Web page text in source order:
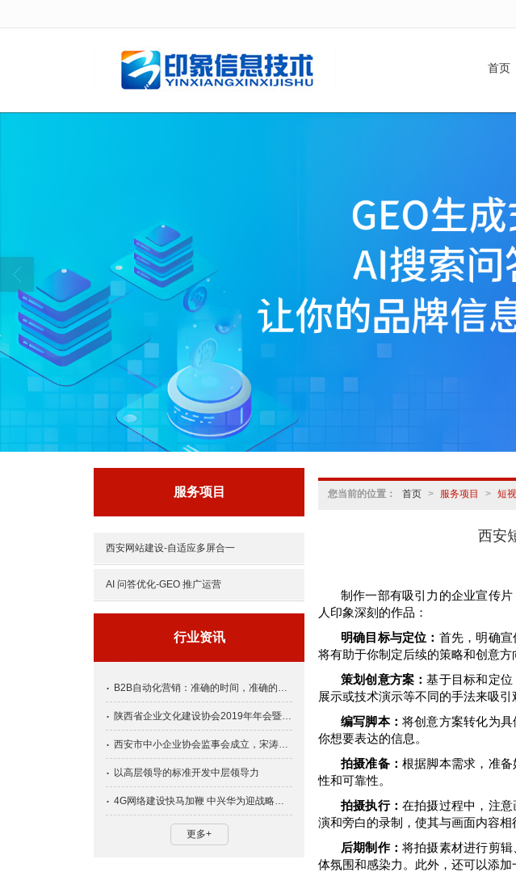
首页
您当前的位置： 首页 > 服务项目 > 短
西安
制作一部有吸引力的企业宣传
人印象深刻的作品：
明确目标与定位： 首先，明确
将有助于你制定后续的策略和创意方
策划创意方案：基于目标和定
展示或技术演示等不同的手法来吸引
编写脚本：将创意方案转化为
你想要表达的信息。
拍摄准备：根据脚本需求，准
性和可靠性。
拍摄执行：在拍摄过程中，注
演和旁白的录制，使其与画面内容相
后期制作：将拍摄素材进行剪
体氛围和感染力。此外，还可以添加
服务项目
西安网站建设-自适应多屏合一
AI 问答优化-GEO 推广运营
行业资讯
B2B自动化营销：准确的时间，准确的人和准确的信息
陕西省企业文化建设协会2019年年会暨文化峰会盛大召开
西安市中小企业协会监事会成立，宋涛当选为监事长
以高层领导的标准开发中层领导力
4G网络建设快马加鞭 中兴华为迎战略机会
更多+